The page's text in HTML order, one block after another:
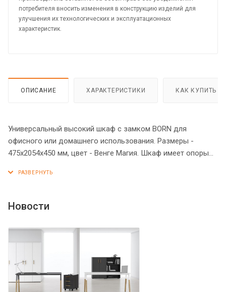
потребителя вносить изменения в конструкцию изделий для
улучшения их технологических и эксплуатационных
характеристик.
ОПИСАНИЕ ХАРАКТЕРИСТИКИ КАК КУПИТЬ
Универсальный высокий шкаф с замком BORN для
офисного или домашнего использования. Размеры -
475х2054х450 мм, цвет - Венге Магия. Шкаф имеет опоры
дверцей из ЛДСП под цвет конструкции. На дверце
безопасности. Конструкция шкафа оснащена прочными
Новости